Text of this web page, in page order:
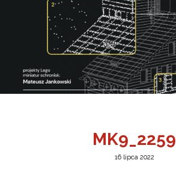
MK9_2259
16 lipca 2022